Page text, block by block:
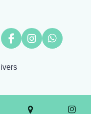
F
e
I
a
W